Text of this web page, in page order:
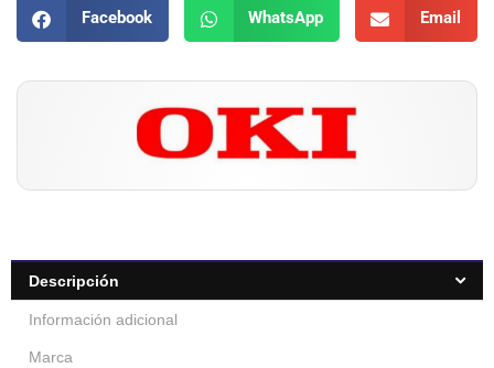
Facebook WhatsApp Email
Descripción
Información adicional
Marca